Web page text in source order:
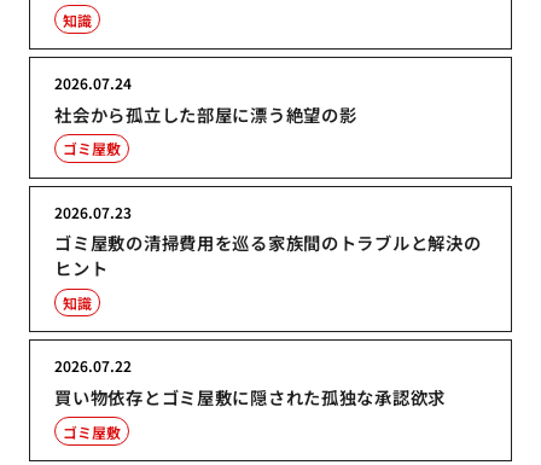
知識
社会から孤立した部屋に漂う絶望の影
2026.07.24
ゴミ屋敷
ゴミ屋敷の清掃費用を巡る家族間のトラブルと解決の
ヒント
2026.07.23
知識
買い物依存とゴミ屋敷に隠された孤独な承認欲求
2026.07.22
ゴミ屋敷